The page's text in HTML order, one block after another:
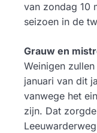
van zondag 10
seizoen in de
Grauw en
Weinigen
januari van dit
vanwege het
zijn. Dat